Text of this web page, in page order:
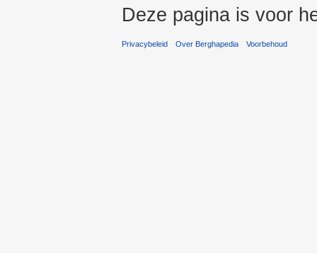
Deze pagina is voor
Privacybeleid Over Berghapedia Voorbehoud